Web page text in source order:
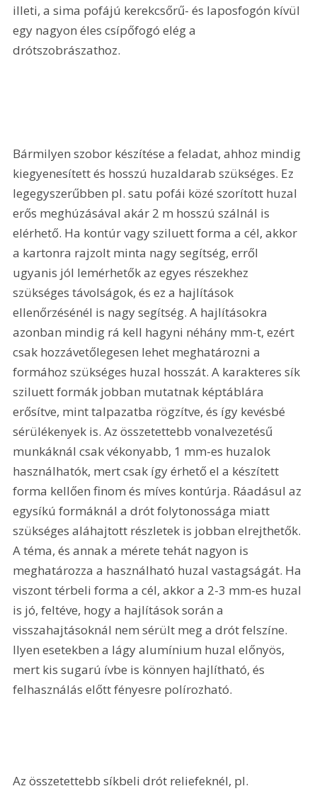
illeti, a sima pofájú kerekcsőrű- és laposfogón kívül
egy nagyon éles csípőfogó elég a
drótszobrászathoz.
Bármilyen szobor készítése a feladat, ahhoz mindig
kiegyenesített és hosszú huzaldarab szükséges. Ez
legegyszerűbben pl. satu pofái közé szorított huzal
erős meghúzásával akár 2 m hosszú szálnál is
elérhető. Ha kontúr vagy sziluett forma a cél, akkor
a kartonra rajzolt minta nagy segítség, erről
ugyanis jól lemérhetők az egyes részekhez
szükséges távolságok, és ez a hajlítások
ellenőrzésénél is nagy segítség. A hajlításokra
azonban mindig rá kell hagyni néhány mm-t, ezért
csak hozzávetőlegesen lehet meghatározni a
formához szükséges huzal hosszát. A karakteres sík
sziluett formák jobban mutatnak képtáblára
erősítve, mint talpazatba rögzítve, és így kevésbé
sérülékenyek is. Az összetettebb vonalvezetésű
munkáknál csak vékonyabb, 1 mm-es huzalok
használhatók, mert csak így érhető el a készített
forma kellően finom és míves kontúrja. Ráadásul az
egysíkú formáknál a drót folytonossága miatt
szükséges aláhajtott részletek is jobban elrejthetők.
A téma, és annak a mérete tehát nagyon is
meghatározza a használható huzal vastagságát. Ha
viszont térbeli forma a cél, akkor a 2-3 mm-es huzal
is jó, feltéve, hogy a hajlítások során a
visszahajtásoknál nem sérült meg a drót felszíne.
Ilyen esetekben a lágy alumínium huzal előnyös,
mert kis sugarú ívbe is könnyen hajlítható, és
felhasználás előtt fényesre polírozható.
Az összetettebb síkbeli drót reliefeknél, pl.